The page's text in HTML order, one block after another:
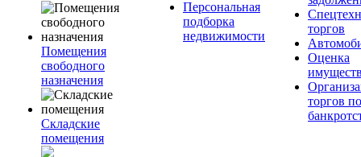
Помещения
свободного
назначения
Складские
помещения
Персональная
подборка
недвижимости
торгов
Оценка
торгов по